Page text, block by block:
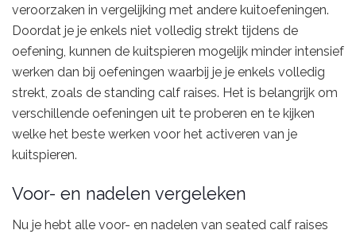
veroorzaken in vergelijking met andere kuitoefeningen.
Doordat je je enkels niet volledig strekt tijdens de
oefening, kunnen de kuitspieren mogelijk minder intensief
werken dan bij oefeningen waarbij je je enkels volledig
strekt, zoals de standing calf raises. Het is belangrijk om
verschillende oefeningen uit te proberen en te kijken
welke het beste werken voor het activeren van je
kuitspieren.
Voor- en nadelen vergeleken
Nu je hebt alle voor- en nadelen van seated calf raises